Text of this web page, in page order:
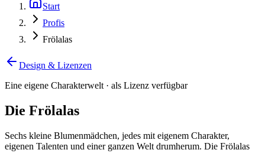
Start
Profis
Frölalas
Design & Lizenzen
Eine eigene Charakterwelt · als Lizenz verfügbar
Die Frölalas
Sechs kleine Blumenmädchen, jedes mit eigenem Charakter,
eigenen Talenten und einer ganzen Welt drumherum. Die Frölalas